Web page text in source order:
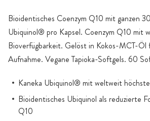
Bioidentisches Coenzym Q10 mit ganzen
Ubiquinol® pro Kapsel. Coenzym Q10 mit
Bioverfügbarkeit. Gelöst in Kokos-MCT-Öl
Aufnahme. Vegane Tapioka-Softgels. 60
Kaneka Ubiquinol® mit weltweit
Bioidentisches Ubiquinol als reduzierte
Q10